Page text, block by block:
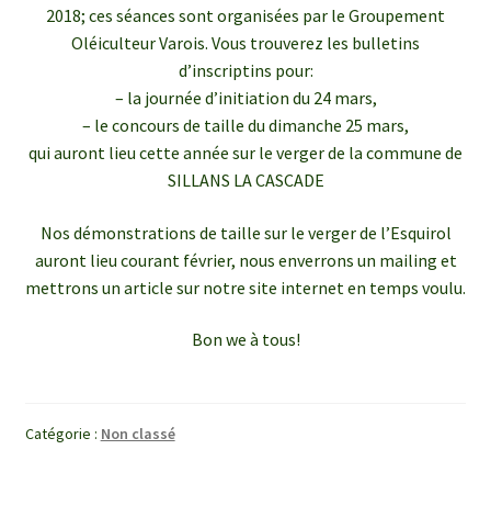
2018; ces séances sont organisées par le Groupement
Oléiculteur Varois. Vous trouverez les bulletins
d’inscriptins pour:
– la journée d’initiation du 24 mars,
– le concours de taille du dimanche 25 mars,
qui auront lieu cette année sur le verger de la commune de
SILLANS LA CASCADE
Nos démonstrations de taille sur le verger de l’Esquirol
auront lieu courant février, nous enverrons un mailing et
mettrons un article sur notre site internet en temps voulu.
Bon we à tous!
Catégorie : Non classé